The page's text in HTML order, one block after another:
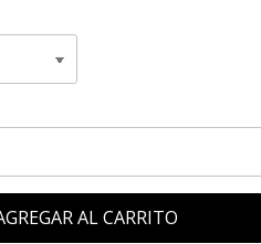
AL CARRITO